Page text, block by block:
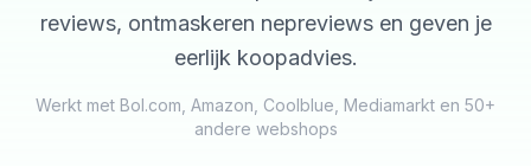
reviews, ontmaskeren nepreviews en geven je
eerlijk koopadvies.
Werkt met Bol.com, Amazon, Coolblue, Mediamarkt en 50+
andere webshops